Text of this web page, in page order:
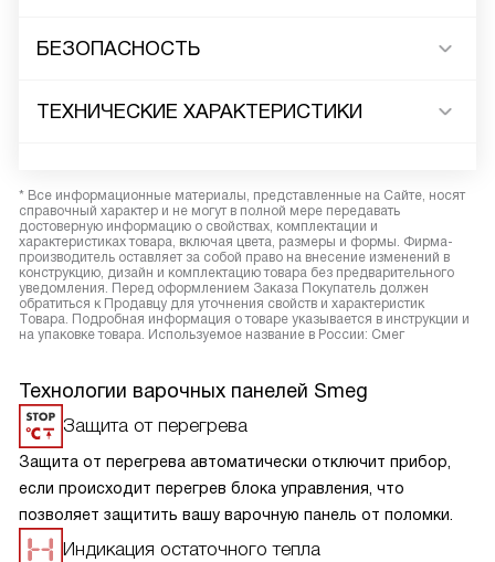
БЕЗОПАСНОСТЬ
ТЕХНИЧЕСКИЕ ХАРАКТЕРИСТИКИ
* Все информационные материалы, представленные на Сайте, носят
справочный характер и не могут в полной мере передавать
достоверную информацию о свойствах, комплектации и
характеристиках товара, включая цвета, размеры и формы. Фирма-
производитель оставляет за собой право на внесение изменений в
конструкцию, дизайн и комплектацию товара без предварительного
уведомления. Перед оформлением Заказа Покупатель должен
обратиться к Продавцу для уточнения свойств и характеристик
Товара. Подробная информация о товаре указывается в инструкции и
на упаковке товара. Используемое название в России: Смег
Технологии варочных панелей Smeg
Защита от перегрева
Защита от перегрева автоматически отключит прибор,
если происходит перегрев блока управления, что
позволяет защитить вашу варочную панель от поломки.
Индикация остаточного тепла